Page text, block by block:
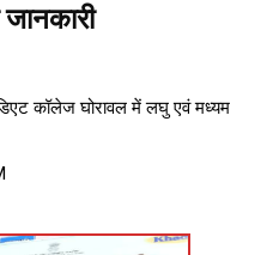
कॉलेज घोरावल में लघु एवं मध्यम